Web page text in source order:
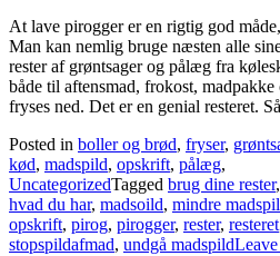
At lave pirogger er en rigtig god
Man kan nemlig bruge næsten alle
rester af grøntsager og pålæg fra
både til aftensmad, frokost,
fryses ned. Det er en genial resteret.
Posted in boller og brød, fryser,
kød, madspild, opskrift, pålæg,
UncategorizedTagged brug dine rester,
hvad du har, madsoild, mindre
opskrift, pirog, pirogger, rester, resteret
stopspildafmad, undgå madspild